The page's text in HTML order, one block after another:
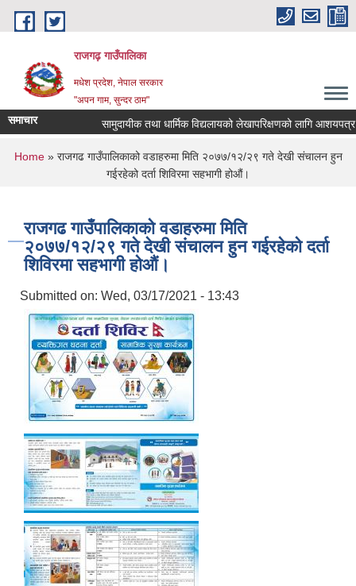
Skip to main content
राजगढ़ गाउँपालिका
मधेश प्रदेश, नेपाल सरकार
"अपन गाम, सुन्दर ठाम"
समाचार सामुदायीक तथा धार्मिक विद्यलायको लेखापरिक्षणको लागि आशयपत्र पेश
You are here
Home» राजगढ गाउँपालिकाको वडाहरुमा मिति २०७७/१२/२९ गते देखी संचालन हुन
गईरहेको दर्ता शिविरमा सहभागी होऔं।
राजगढ गाउँपालिकाको वडाहरुमा मिति
२०७७/१२/२९ गते देखी संचालन हुन गईरहेको दर्ता
शिविरमा सहभागी होऔं।
Submitted on: Wed, 03/17/2021 - 13:43